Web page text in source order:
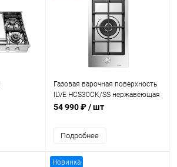
Газовая варочная поверхность
ILVE HCS30CK/SS нержавеющая
сталь (фурн. сатинированная
54 990 ₽/ шт
Подробнее
Новинка